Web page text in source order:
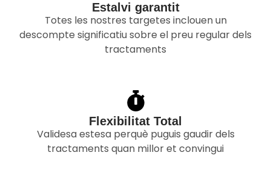
Estalvi garantit
Totes les nostres targetes inclouen un
descompte significatiu sobre el preu regular dels
tractaments
Flexibilitat Total
Validesa estesa perquè puguis gaudir dels
tractaments quan millor et convingui